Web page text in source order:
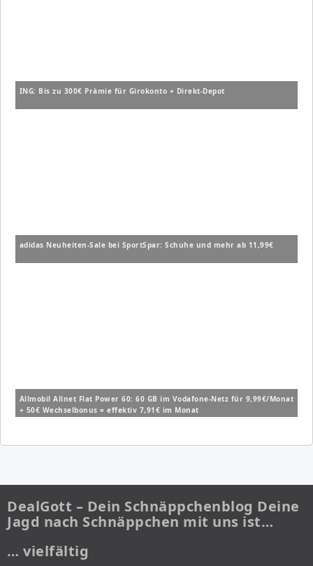
ING: Bis zu 300€ Prämie für Girokonto + Direkt-Depot
adidas Neuheiten-Sale bei SportSpar: Schuhe und mehr ab 11,99€
Allmobil Allnet Flat Power 60: 60 GB im Vodafone-Netz für 9,99€/Monat
+ 50€ Wechselbonus = effektiv 7,91€ im Monat
DealGott – Dein Schnäppchenblog Deine
Jagd nach Schnäppchen mit uns ist…
… vielfältig